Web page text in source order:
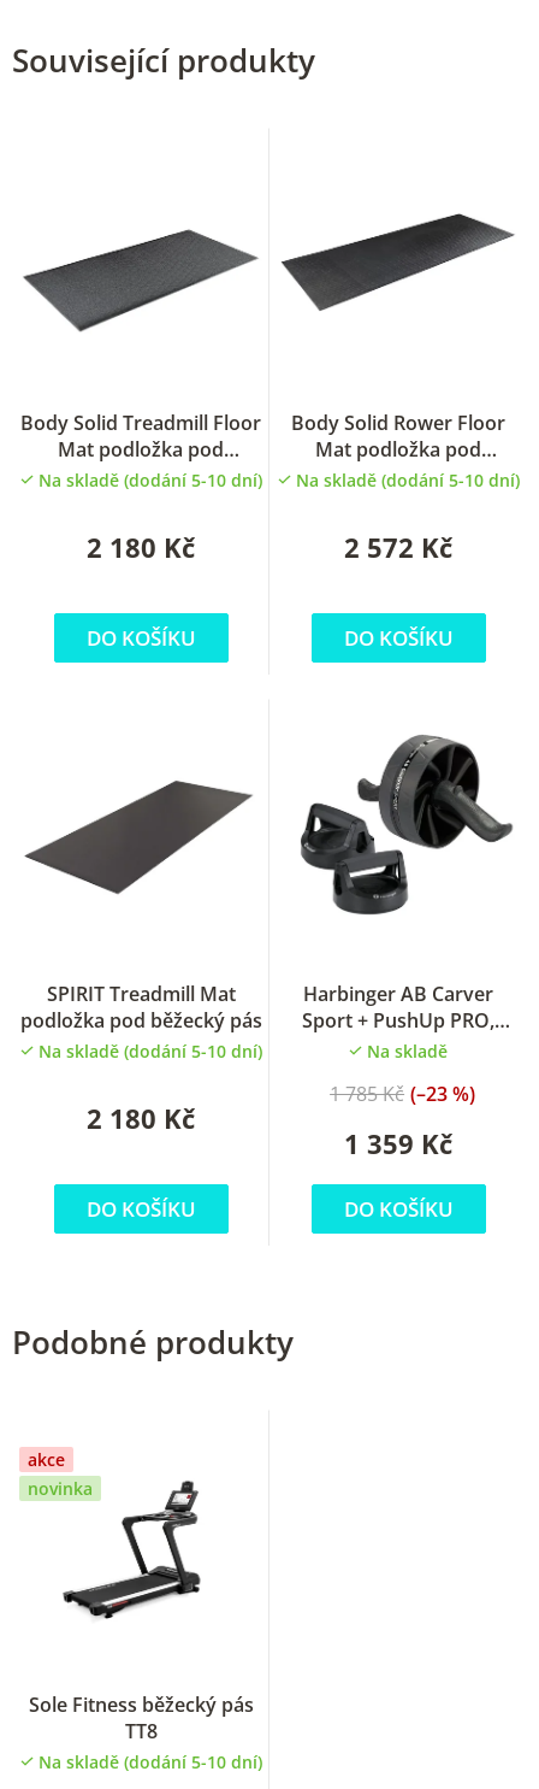
Související produkty
Body Solid Treadmill Floor
Mat podložka pod
běžecký pás
Na skladě (dodání 5-10 dní)
2 180 Kč
DO KOŠÍKU
Body Solid Rower Floor
Mat podložka pod
veslovací trenažér
Na skladě (dodání 5-10 dní)
2 572 Kč
DO KOŠÍKU
SPIRIT Treadmill Mat
podložka pod běžecký pás
Na skladě (dodání 5-10 dní)
2 180 Kč
DO KOŠÍKU
Harbinger AB Carver
Sport + PushUp PRO,
kolečko na břicho + stojan
Na skladě
1 359 Kč
1 785 Kč (–23 %)
DO KOŠÍKU
Podobné produkty
akce
novinka
Sole Fitness běžecký pás
TT8
Na skladě (dodání 5-10 dní)